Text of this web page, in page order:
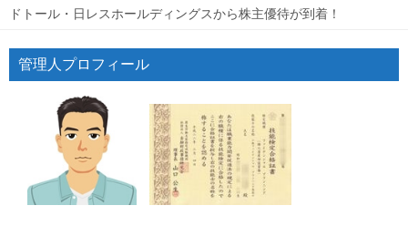
ドトール・日レスホールディングスから株主優待が到着！
管理人プロフィール